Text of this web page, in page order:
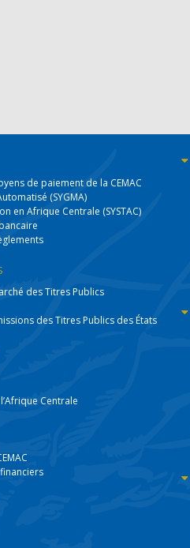
de paiement de la CEMAC
(SYGMA)
en Afrique Centrale (SYSTAC)
des Titres Publics
des Titres Publics des États
Centrale